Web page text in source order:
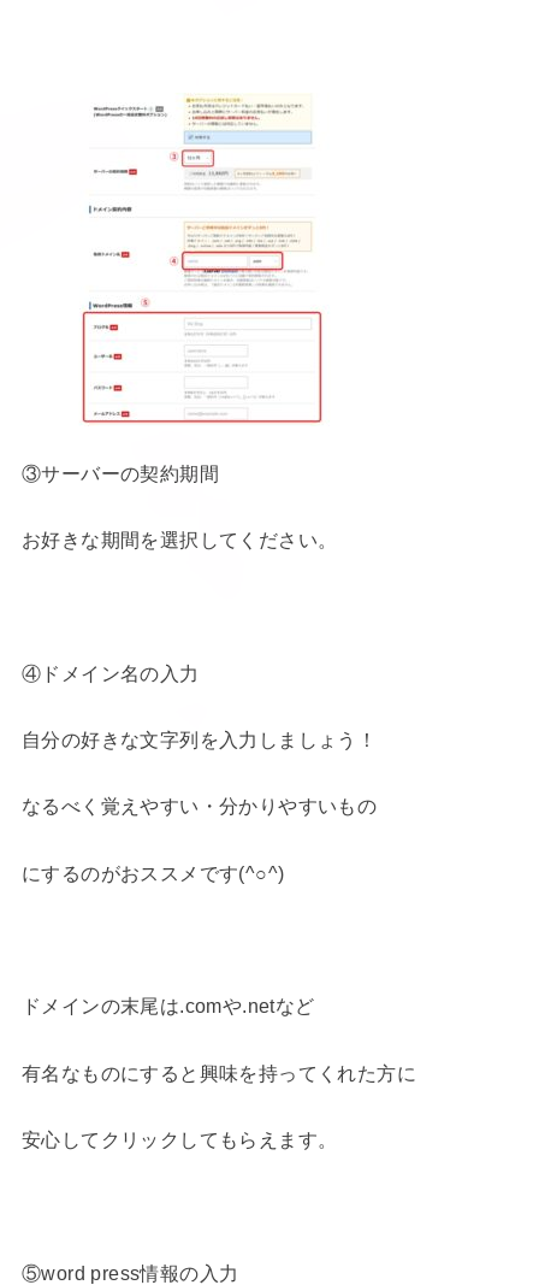
③サーバーの契約期間
お好きな期間を選択してください。
④ドメイン名の入力
自分の好きな文字列を入力しましょう！
なるべく覚えやすい・分かりやすいもの
にするのがおススメです(^○^)
ドメインの末尾は.comや.netなど
有名なものにすると興味を持ってくれた方に
安心してクリックしてもらえます。
⑤word press情報の入力